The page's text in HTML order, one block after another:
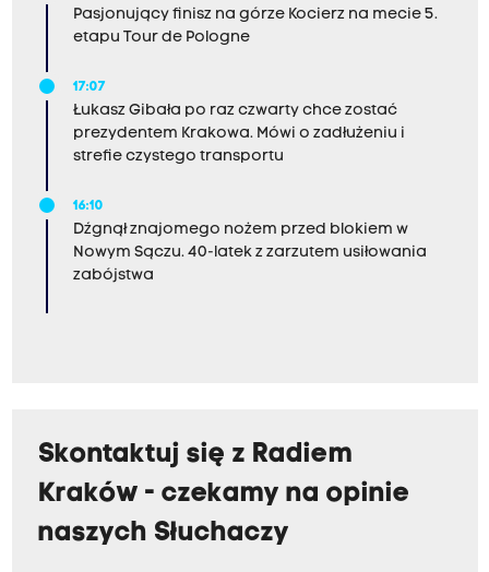
Pasjonujący finisz na górze Kocierz na mecie 5.
etapu Tour de Pologne
17:07
Łukasz Gibała po raz czwarty chce zostać
prezydentem Krakowa. Mówi o zadłużeniu i
strefie czystego transportu
16:10
Dźgnął znajomego nożem przed blokiem w
Nowym Sączu. 40-latek z zarzutem usiłowania
zabójstwa
Skontaktuj się z Radiem
Kraków - czekamy na opinie
naszych Słuchaczy